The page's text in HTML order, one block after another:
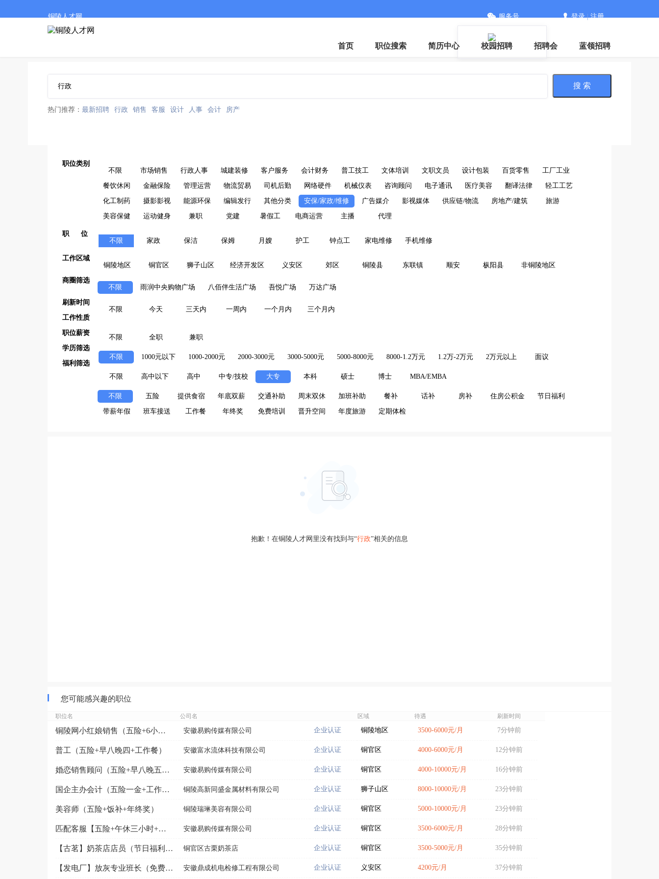
铜陵人才网
客服微信
服务号 登录|注册
首页 职位搜索 简历中心 校园招聘 招聘会 蓝领招聘
搜 索
热门推荐： 最新招聘 行政 销售 客服 设计 人事 会计 房产
职位类别
不限
市场销售 行政人事 城建装修 客户服务 会计财务 普工技工 文体培训 文职文员 设计包装 百货零售 工厂工业
餐饮休闲 金融保险 管理运营 物流贸易 司机后勤 网络硬件 机械仪表 咨询顾问 电子通讯 医疗美容 翻译法律 轻工工艺
化工制药 摄影影视 能源环保 编辑发行 其他分类 安保/家政/维修 广告媒介 影视媒体 供应链/物流 房地产/建筑 旅游
美容保健 运动健身 兼职 党建 暑假工 电商运营 主播 代理
职 位
不限
家政 保洁 保姆 月嫂 护工 钟点工 家电维修 手机维修
工作区域
铜陵地区
铜官区 狮子山区 经济开发区 义安区 郊区 铜陵县 东联镇 顺安 枞阳县 非铜陵地区
商圈筛选
不限
雨润中央购物广场 八佰伴生活广场 吾悦广场 万达广场
刷新时间
不限
今天 三天内 一周内 一个月内
三个月内
工作性质
不限 全职 兼职
职位薪资
不限 1000元以下 1000-2000元 2000-3000元 3000-5000元 5000-8000元 8000-1.2万元 1.2万-2万元 2万元以上 面议
学历筛选
不限 高中以下 高中 中专/技校 大专 本科 硕士 博士 MBA/EMBA
福利筛选
不限 五险 提供食宿 年底双薪 交通补助 周末双休 加班补助 餐补 话补 房补 住房公积金 节日福利
带薪年假 班车接送 工作餐 年终奖 免费培训 晋升空间 年度旅游 定期体检
抱歉！在铜陵人才网里没有找到与“行政”相关的信息
您可能感兴趣的职位
职位名 公司名 区域 待遇 刷新时间
铜陵网小红娘销售（五险+6小时工作制） 安徽易购传媒有限公司 企业认证 铜陵地区 3500-6000元/月 7分钟前
普工（五险+早八晚四+工作餐） 安徽富水流体科技有限公司 企业认证 铜官区 4000-6000元/月 12分钟前
婚恋销售顾问（五险+早八晚五+调休） 安徽易购传媒有限公司 企业认证 铜官区 4000-10000元/月 16分钟前
国企主办会计（五险一金+工作餐+节日福利+周末双休） 铜陵高新同盛金属材料有限公司 企业认证 狮子山区 8000-10000元/月 23分钟前
美容师（五险+饭补+年终奖） 铜陵瑞琳美容有限公司 企业认证 铜官区 5000-10000元/月 23分钟前
匹配客服【五险+午休三小时+不外出】 安徽易购传媒有限公司 企业认证 铜官区 3500-6000元/月 28分钟前
【古茗】奶茶店店员（节日福利+社保补贴+生日福利） 铜官区古栗奶茶店 企业认证 铜官区 3500-5000元/月 35分钟前
【发电厂】放灰专业班长（免费培训+节日福利） 安徽鼎成机电检修工程有限公司 企业认证 义安区 4200元/月 37分钟前